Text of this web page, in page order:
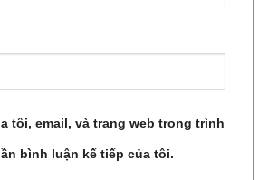
tôi, email, và trang web trong trình
bình luận kế tiếp của tôi.